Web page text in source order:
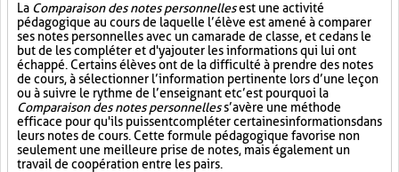
La Comparaison des notes personnellesest une activité
pédagogique au cours de laquelle l’élève est amené à comparer
ses notes personnelles avec un camarade de classe, et ce dans le
but de les compléter et d'y ajouter les informations qui lui ont
échappé. Certains élèves ont de la difficulté à prendre des notes
de cours, à sélectionner l’information pertinente lors d’une leçon
ou à suivre le rythme de l’enseignant et c’est pourquoi la
Comparaison des notes personnelless’avère une méthode
efficace pour qu'ils puissent compléter certaines informations dans
leurs notes de cours. Cette formule pédagogique favorise non
seulement une meilleure prise de notes, mais également un
travail de coopération entre les pairs.